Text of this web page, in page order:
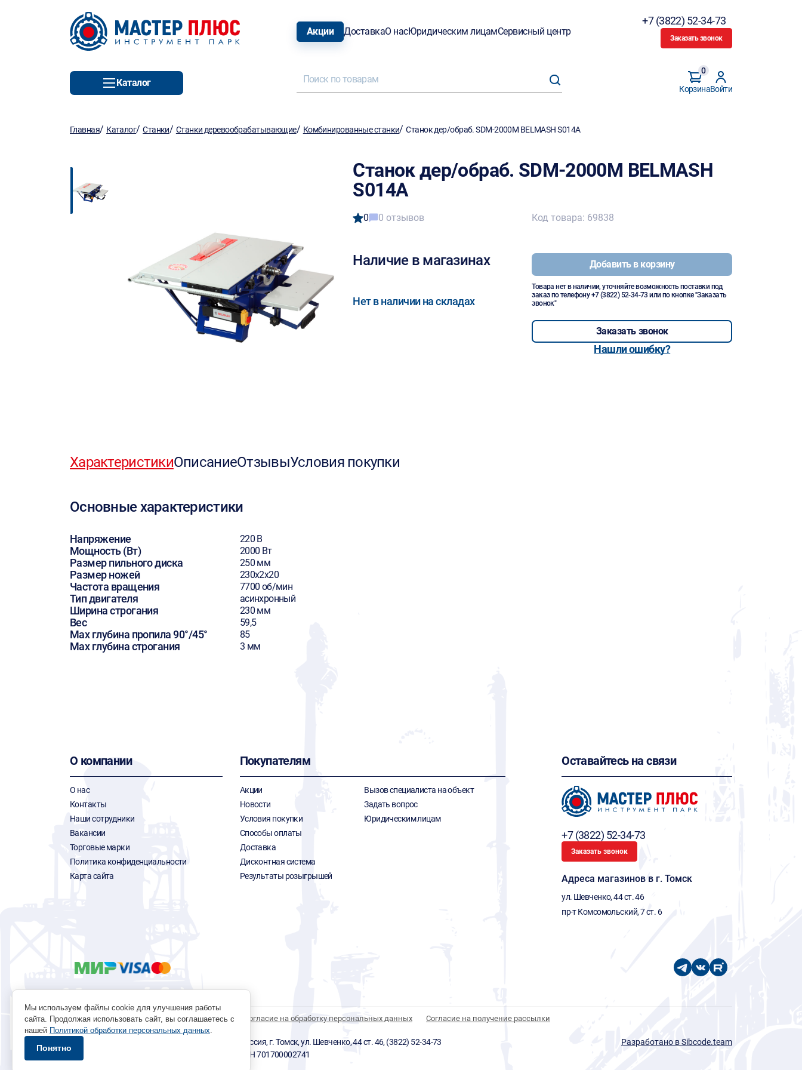
Акции ДоставкаО насЮридическим лицамСервисный центр
+7 (3822) 52-34-73
Заказать звонок
Каталог
Корзина
0
Войти
Главная/ Каталог/Станки/ Станки деревообрабатывающие/ Комбинированные станки/Станок дер/обраб. SDM-2000M BELMASH S014A
Станок дер/обраб. SDM-2000M BELMASH
S014A
0 0 отзывов
Наличие в магазинах
Нет в наличии на складах
Код товара: 69838
Добавить в корзину
Товара нет в наличии, уточняйте возможность поставки под
заказ по телефону+7 (3822) 52-34-73 или по кнопке "Заказать
звонок"
Заказать звонок
Нашли ошибку?
ХарактеристикиОписаниеОтзывыУсловия покупки
Основные характеристики
Напряжение 220 В
Мощность (Вт) 2000 Вт
Размер пильного диска 250 мм
Размер ножей 230х2х20
Частота вращения 7700 об/мин
Тип двигателя асинхронный
Ширина строгания 230 мм
Вес 59,5
Max глубина пропила 90°/45° 85
Max глубина строгания 3 мм
О компании
О нас
Контакты
Наши сотрудники
Вакансии
Торговые марки
Политика конфиденциальности
Карта сайта
Покупателям
Акции
Новости
Условия покупки
Способы оплаты
Доставка
Дисконтная система
Результаты розыгрышей
Вызов специалиста на объект
Задать вопрос
Юридическим лицам
Оставайтесь на связи
+7 (3822) 52-34-73
Заказать звонок
Адреса магазинов в г. Томск
ул. Шевченко, 44 ст. 46
пр-т Комсомольский, 7 ст. 6
Политика обработки персональных данных Согласие на обработку персональных данных Согласие на получение рассылки
© 1996 - 2026 инструмент парк «Мастер Плюс» Россия, г. Томск, ул. Шевченко, 44 ст. 46, (3822) 52-34-73
okp@masterplus.tomsk.ru ИП Брусницын Д.Н. ИНН 701700002741
Разработано в Sibcode.team
Мы используем файлы cookie для улучшения работы
сайта. Продолжая использовать сайт, вы соглашаетесь с
нашей Политикой обработки персональных данных.
Понятно